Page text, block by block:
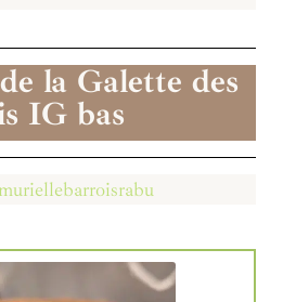
la Galette des
IG bas